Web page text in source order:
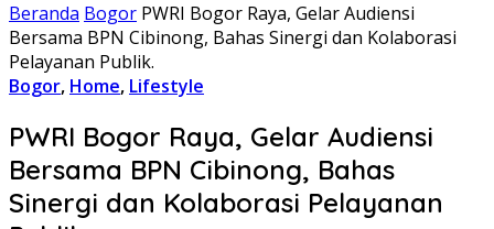
Beranda Bogor PWRI Bogor Raya, Gelar Audiensi
Bersama BPN Cibinong, Bahas Sinergi dan Kolaborasi
Pelayanan Publik.
Bogor, Home, Lifestyle
PWRI Bogor Raya, Gelar Audiensi
Bersama BPN Cibinong, Bahas
Sinergi dan Kolaborasi Pelayanan